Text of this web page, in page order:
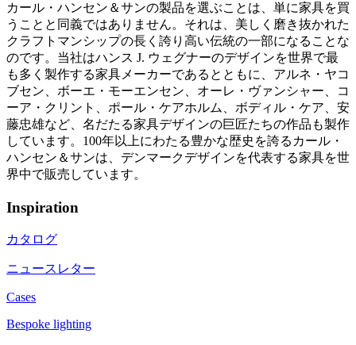
カール・ハンセン＆サンの製品を選ぶことは、単に家具を買
うことと同義ではありません。それは、美しく磨き抜かれた
クラフトマンシップの長く誇り高い伝統の一部になることな
のです。当社はハンス J. ウェグナーのデザインを世界で最
も多く製作する家具メーカーであるとともに、アルネ・ヤコ
ブセン、ボーエ・モーエンセン、オーレ・ヴァンシャー、コ
ーア・クリント、ポール・ケアホルム、ボディル・ケア、安
藤忠雄など、名だたる家具デザインの巨匠たちの作品も製作
しています。100年以上にわたる豊かな歴史を誇るカール・
ハンセン＆サンは、デンマークデザインを代表する家具を世
界中で販売しています。
Inspiration
カタログ
ニュースレター
Cases
Bespoke lighting